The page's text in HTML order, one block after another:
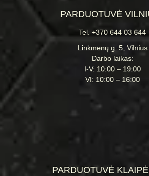
PARDUOTUVĖ
Tel. +370 644 03 644
Linkmenų g. 5, Vilnius
Darbo laikas:
I-V: 10:00 – 19:00
VI: 10:00 – 16:00
PARDUOTUVĖ